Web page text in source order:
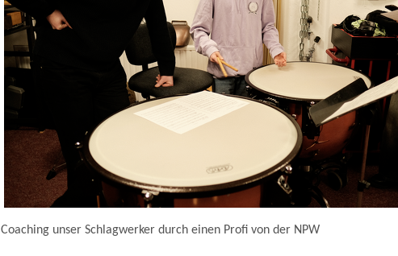
Coaching unser Schlagwerker durch einen Profi von der NPW